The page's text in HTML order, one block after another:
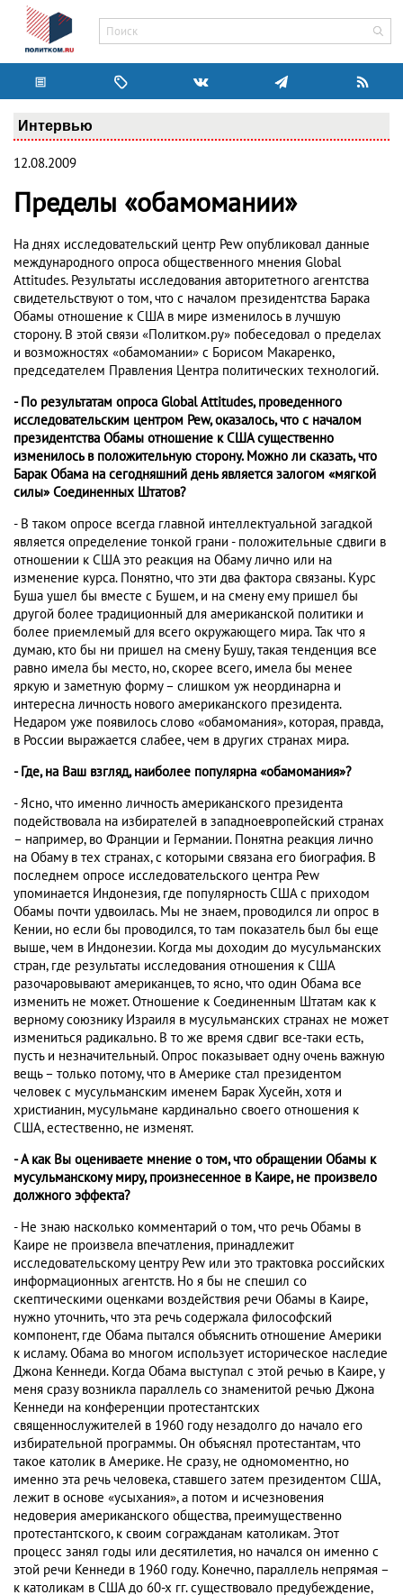
Интервью
12.08.2009
Пределы «обамомании»
На днях исследовательский центр Pew опубликовал данные
международного опроса общественного мнения Global
Attitudes. Результаты исследования авторитетного агентства
свидетельствуют о том, что с началом президентства Барака
Обамы отношение к США в мире изменилось в лучшую
сторону. В этой связи «Политком.ру» побеседовал о пределах
и возможностях «обамомании» с Борисом Макаренко,
председателем Правления Центра политических технологий.
- По результатам опроса Global Attitudes, проведенного
исследовательским центром Pew, оказалось, что с началом
президентства Обамы отношение к США существенно
изменилось в положительную сторону. Можно ли сказать, что
Барак Обама на сегодняшний день является залогом «мягкой
силы» Соединенных Штатов?
- В таком опросе всегда главной интеллектуальной загадкой
является определение тонкой грани - положительные сдвиги в
отношении к США это реакция на Обаму лично или на
изменение курса. Понятно, что эти два фактора связаны. Курс
Буша ушел бы вместе с Бушем, и на смену ему пришел бы
другой более традиционный для американской политики и
более приемлемый для всего окружающего мира. Так что я
думаю, кто бы ни пришел на смену Бушу, такая тенденция все
равно имела бы место, но, скорее всего, имела бы менее
яркую и заметную форму – слишком уж неординарна и
интересна личность нового американского президента.
Недаром уже появилось слово «обамомания», которая, правда,
в России выражается слабее, чем в других странах мира.
- Где, на Ваш взгляд, наиболее популярна «обамомания»?
- Ясно, что именно личность американского президента
подействовала на избирателей в западноевропейский странах
– например, во Франции и Германии. Понятна реакция лично
на Обаму в тех странах, с которыми связана его биография. В
последнем опросе исследовательского центра Pew
упоминается Индонезия, где популярность США с приходом
Обамы почти удвоилась. Мы не знаем, проводился ли опрос в
Кении, но если бы проводился, то там показатель был бы еще
выше, чем в Индонезии. Когда мы доходим до мусульманских
стран, где результаты исследования отношения к США
разочаровывают американцев, то ясно, что один Обама все
изменить не может. Отношение к Соединенным Штатам как к
верному союзнику Израиля в мусульманских странах не может
измениться радикально. В то же время сдвиг все-таки есть,
пусть и незначительный. Опрос показывает одну очень важную
вещь – только потому, что в Америке стал президентом
человек с мусульманским именем Барак Хусейн, хотя и
христианин, мусульмане кардинально своего отношения к
США, естественно, не изменят.
- А как Вы оцениваете мнение о том, что обращении Обамы к
мусульманскому миру, произнесенное в Каире, не произвело
должного эффекта?
- Не знаю насколько комментарий о том, что речь Обамы в
Каире не произвела впечатления, принадлежит
исследовательскому центру Pew или это трактовка российских
информационных агентств. Но я бы не спешил со
скептическими оценками воздействия речи Обамы в Каире,
нужно уточнить, что эта речь содержала философский
компонент, где Обама пытался объяснить отношение Америки
к исламу. Обама во многом использует историческое наследие
Джона Кеннеди. Когда Обама выступал с этой речью в Каире, у
меня сразу возникла параллель со знаменитой речью Джона
Кеннеди на конференции протестантских
священнослужителей в 1960 году незадолго до начало его
избирательной программы. Он объяснял протестантам, что
такое католик в Америке. Не сразу, не одномоментно, но
именно эта речь человека, ставшего затем президентом США,
лежит в основе «усыхания», а потом и исчезновения
недоверия американского общества, преимущественно
протестантского, к своим согражданам католикам. Этот
процесс занял годы или десятилетия, но начался он именно с
этой речи Кеннеди в 1960 году. Конечно, параллель непрямая –
к католикам в США до 60-х гг. существовало предубеждение,